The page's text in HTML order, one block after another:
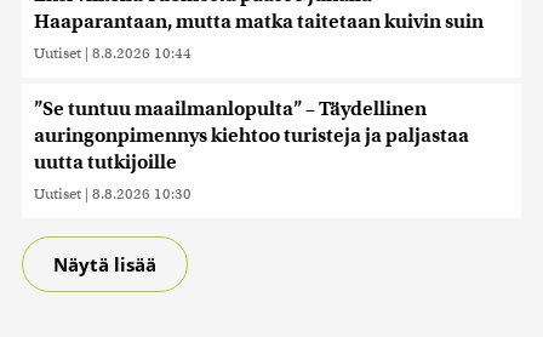
Haaparantaan, mutta matka taitetaan kuivin suin
Uutiset | 8.8.2026 10:44
”Se tuntuu maailmanlopulta” – Täydellinen
auringonpimennys kiehtoo turisteja ja paljastaa
uutta tutkijoille
Uutiset | 8.8.2026 10:30
Näytä lisää